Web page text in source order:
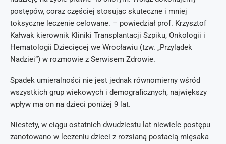
postępów, coraz częściej stosując skuteczne i mniej
toksyczne leczenie celowane. – powiedział prof. Krzysztof
Kałwak kierownik Kliniki Transplantacji Szpiku, Onkologii i
Hematologii Dziecięcej we Wrocławiu (tzw. „Przylądek
Nadziei”) w rozmowie z Serwisem Zdrowie.
Spadek umieralności nie jest jednak równomierny wśród
wszystkich grup wiekowych i demograficznych, największy
wpływ ma on na dzieci poniżej 9 lat.
Niestety, w ciągu ostatnich dwudziestu lat niewiele postępu
zanotowano w leczeniu dzieci z rozsianą postacią mięsaka